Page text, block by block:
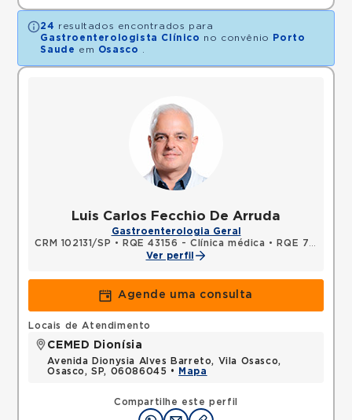
24 resultados encontrados para
Gastroenterologista Clínico no convênio
Porto
Saude em Osasco
Luis Carlos Fecchio De Arruda
Gastroenterologia Geral
CRM 102131/SP • RQE 43156 - Clínica médica •
RQE 79505 - Gastroenterologia
Ver perfil
Agende uma consulta
Compartilhe este perfil
Locais de Atendimento
CEMED Dionísia
Avenida Dionysia Alves Barreto, Vila Osasco,
Osasco, SP, 06086045 •
Mapa